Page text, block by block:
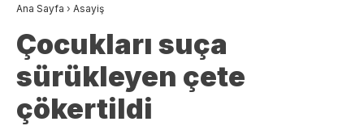
Ana Sayfa › Asayiş
Çocukları suça
sürükleyen çete
çökertildi